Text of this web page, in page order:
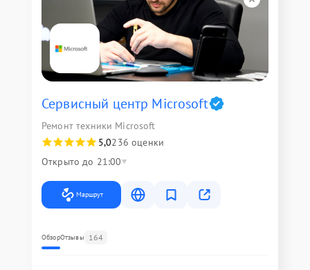
Сервисный центр Microsoft
Ремонт техники Microsoft
5,0236 оценки
Открыто до 21:00
Маршрут
ОбзорОтзывы 164